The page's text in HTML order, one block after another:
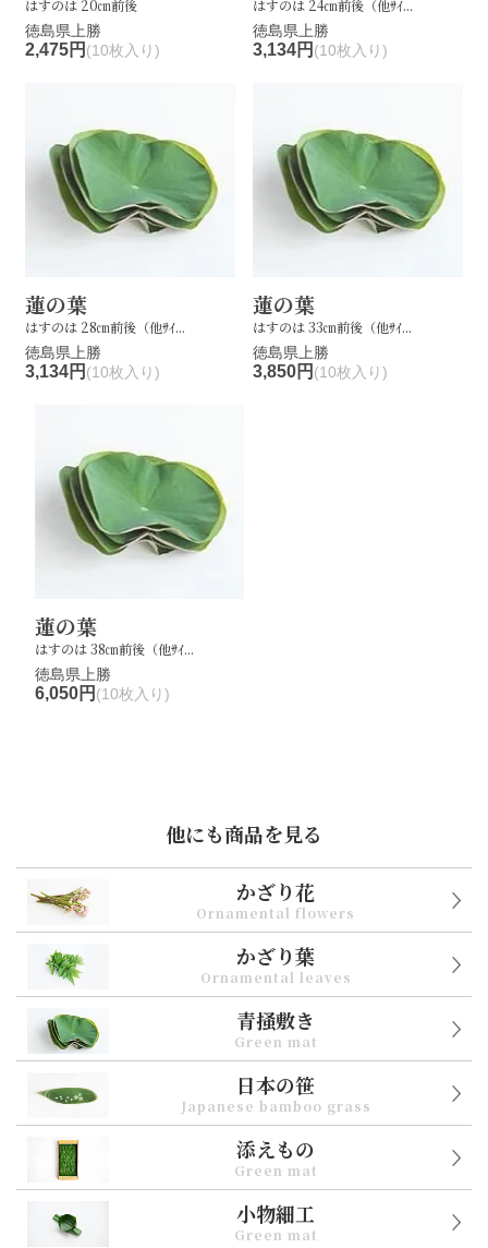
はすのは 20㎝前後
徳島県上勝
2,475円 (10枚入り)
はすのは 24㎝前後（他ｻｲ...
徳島県上勝
3,134円 (10枚入り)
蓮の葉
はすのは 28㎝前後（他ｻｲ...
徳島県上勝
3,134円 (10枚入り)
蓮の葉
はすのは 33㎝前後（他ｻｲ...
徳島県上勝
3,850円 (10枚入り)
蓮の葉
はすのは 38㎝前後（他ｻｲ...
徳島県上勝
6,050円 (10枚入り)
他にも商品を見る
かざり花
Ornamental flowers
かざり葉
Ornamental leaves
青掻敷き
Green mat
日本の笹
Japanese bamboo grass
添えもの
Green mat
小物細工
Green mat